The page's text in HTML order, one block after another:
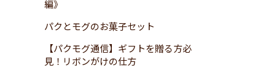
編》
パクとモグのお菓子セット
【パクモグ通信】ギフトを贈る方必
見！リボンがけの仕方